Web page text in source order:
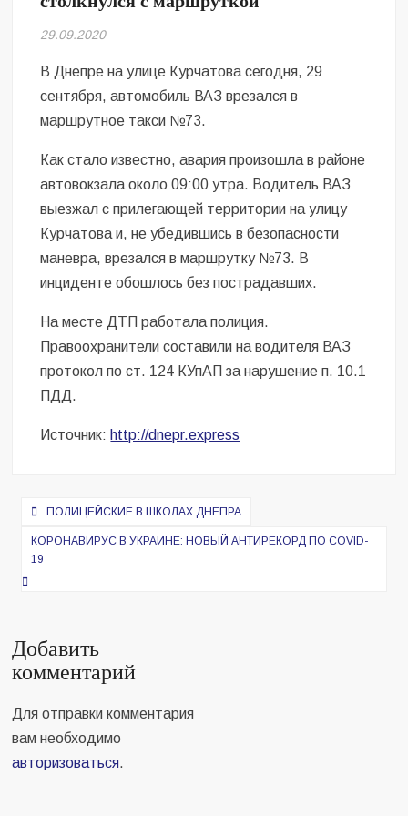
Безугла закликає валити Сирського
сучасну моду
Командувач ВМС Неїжпапа закликав не дестабілізувати ситуацію
навколо керівництва армії
29.09.2020
В Днепре на улице Курчатова сегодня, 29
сентября, автомобиль ВАЗ врезался в
маршрутное такси №73.
Как стало известно, авария произошла в районе
автовокзала около 09:00 утра. Водитель ВАЗ
выезжал с прилегающей территории на улицу
Курчатова и, не убедившись в безопасности
маневра, врезался в маршрутку №73. В
инциденте обошлось без пострадавших.
На месте ДТП работала полиция.
Правоохранители составили на водителя ВАЗ
протокол по ст. 124 КУпАП за нарушение п. 10.1
ПДД.
Источник: http://dnepr.express
Навигация
по
записям
ПОЛИЦЕЙСКИЕ В ШКОЛАХ ДНЕПРА
КОРОНАВИРУС В УКРАИНЕ: НОВЫЙ АНТИРЕКОРД ПО COVID-
19
Добавить
комментарий
Для отправки комментария
вам необходимо
авторизоваться.